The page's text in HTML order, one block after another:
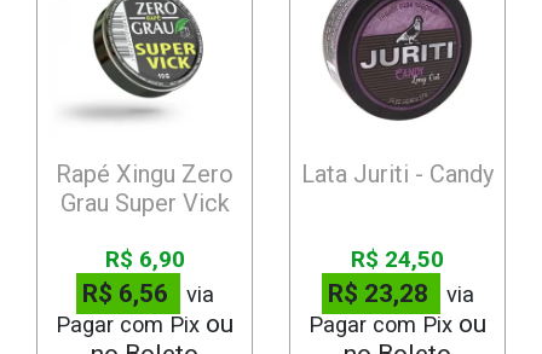
Rapé Xingu Zero
Grau Super Vick
R$ 6,90
R$ 6,56
via
Pagar com Pix
Lata Juriti - Candy
R$ 24,50
R$ 23,28
via
Pagar com Pix